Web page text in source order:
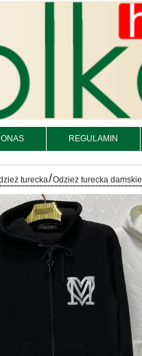
ONAS REGULAMIN
turecka/Odzież turecka damskie